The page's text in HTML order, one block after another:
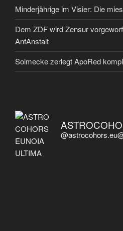
Minderjährige im Visier: Die
Dem ZDF wird Zensur
AnfAnstalt
Solmecke zerlegt ApoRed